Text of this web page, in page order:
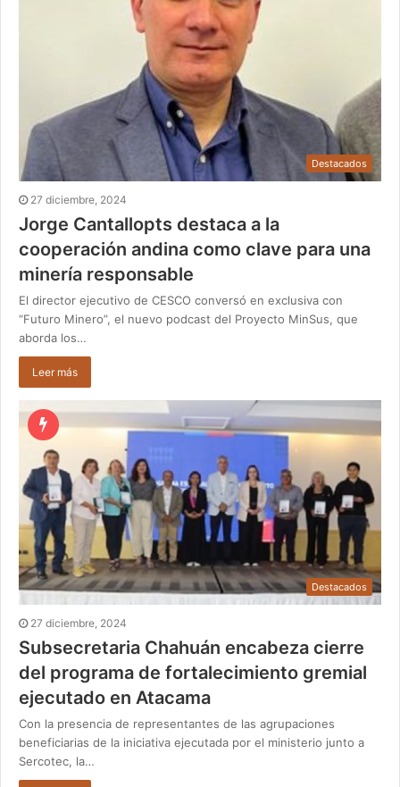
Destacados
27 diciembre, 2024
Jorge Cantallopts destaca a la
cooperación andina como clave para una
minería responsable
El director ejecutivo de CESCO conversó en exclusiva con
“Futuro Minero”, el nuevo podcast del Proyecto MinSus, que
aborda los…
Leer más
Destacados
27 diciembre, 2024
Subsecretaria Chahuán encabeza cierre
del programa de fortalecimiento gremial
ejecutado en Atacama
Con la presencia de representantes de las agrupaciones
beneficiarias de la iniciativa ejecutada por el ministerio junto a
Sercotec, la…